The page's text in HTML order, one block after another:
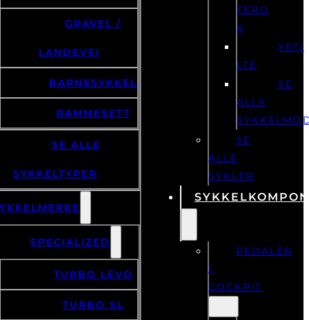
GRAVEL /
LANDEVEI
BARNESYKKEL
RAMMESETT
SE ALLE
SYKKELTYPER
SPECIALIZED
TURBO LEVO
TURBO SL
TERO
X
YETI
LTE
SE
ALLE
SE
ALLE
SYKLER
PEDALER
/
COCKPIT